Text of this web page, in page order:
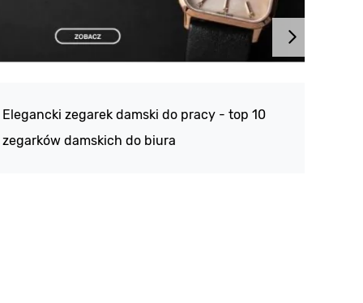
Elegancki zegarek damski do pracy - top 10
zegarków damskich do biura